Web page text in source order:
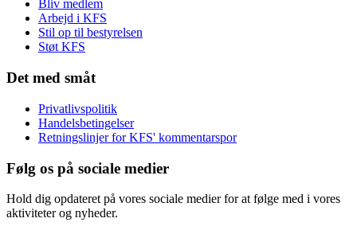
Bliv medlem
Arbejd i KFS
Stil op til bestyrelsen
Støt KFS
Det med småt
Privatlivspolitik
Handelsbetingelser
Retningslinjer for KFS' kommentarspor
Følg os på sociale medier
Hold dig opdateret på vores sociale medier for at følge med i vores
aktiviteter og nyheder.